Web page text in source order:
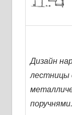
Дизайн
лестницы
поручнями.